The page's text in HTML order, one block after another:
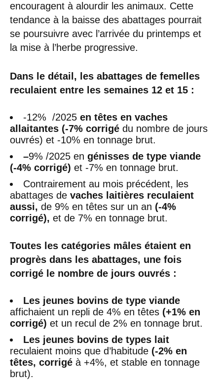
encouragent à alourdir les animaux. Cette
tendance à la baisse des abattages pourrait
se poursuivre avec l’arrivée du printemps et
la mise à l’herbe progressive.
Dans le détail, les abattages de femelles
reculaient entre les semaines 12 et 15 :
-12% /2025 en têtes en vaches
allaitantes (-7% corrigé du nombre de jours
ouvrés) et -10% en tonnage brut.
–9% /2025 en génisses de type viande
(-4% corrigé) et -7% en tonnage brut.
Contrairement au mois précédent, les
abattages de vaches laitières reculaient
aussi, de 9% en têtes sur un an (-4%
corrigé), et de 7% en tonnage brut.
Toutes les catégories mâles étaient en
progrès dans les abattages, une fois
corrigé le nombre de jours ouvrés :
Les jeunes bovins de type viande
affichaient un repli de 4% en têtes (+1% en
corrigé) et un recul de 2% en tonnage brut.
Les jeunes bovins de types lait
reculaient moins que d’habitude (-2% en
têtes, corrigé à +4%, et stable en tonnage
brut).